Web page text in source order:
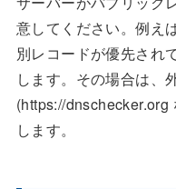
意してください。例え
別レコードが優先され
します。その場合は、
(https://dnschecker.org
します。